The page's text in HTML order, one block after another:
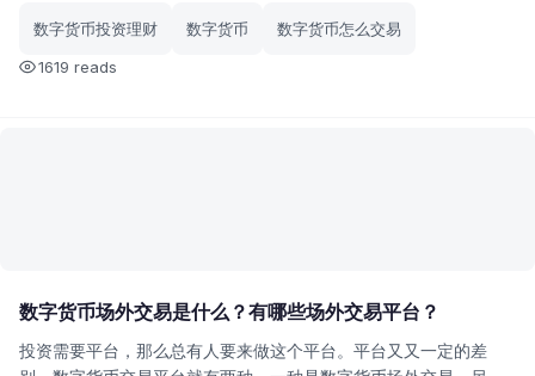
数字货币投资理财 数字货币
数字货币怎么交易
1619 reads
数字货币场外交易是什么？有哪些场外交易平台？
投资需要平台，那么总有人要来做这个平台。平台又又一定的差